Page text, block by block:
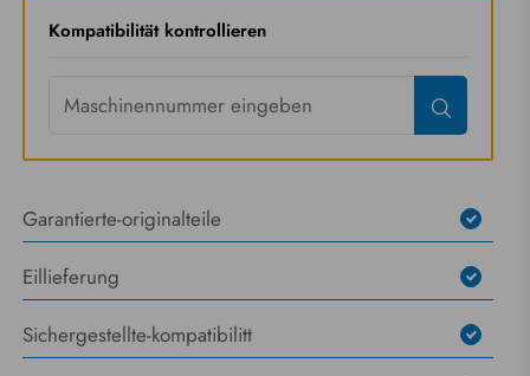
Kompatibilität kontrollieren
Garantierte-originalteile
Eillieferung
Sichergestellte-kompatibilitt